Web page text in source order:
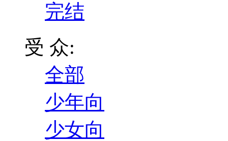
完结
受 众:
全部
少年向
少女向